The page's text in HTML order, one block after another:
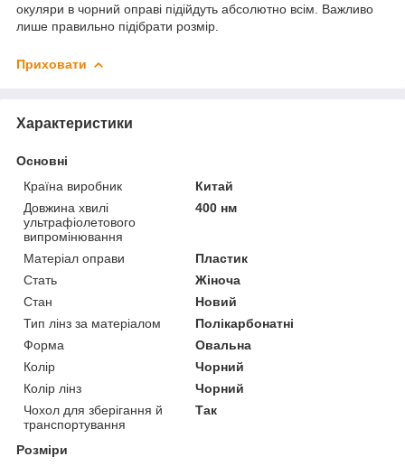
окуляри в чорний оправі підійдуть абсолютно всім. Важливо
лише правильно підібрати розмір.
Приховати
Характеристики
Основні
Країна виробник
Китай
Довжина хвилі
ультрафіолетового
випромінювання
400 нм
Матеріал оправи
Пластик
Стать
Жіноча
Стан
Новий
Тип лінз за матеріалом
Полікарбонатні
Форма
Овальна
Колір
Чорний
Колір лінз
Чорний
Чохол для зберігання й
транспортування
Так
Розміри